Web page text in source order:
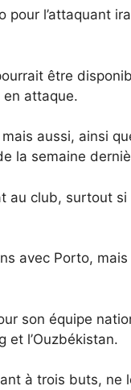
l’attaquant
être
attaque.
mais aussi, ainsi
la semaine
club, surtout
avec Porto,
son équipe
et l’Ouzbékistan.
à trois buts, ne